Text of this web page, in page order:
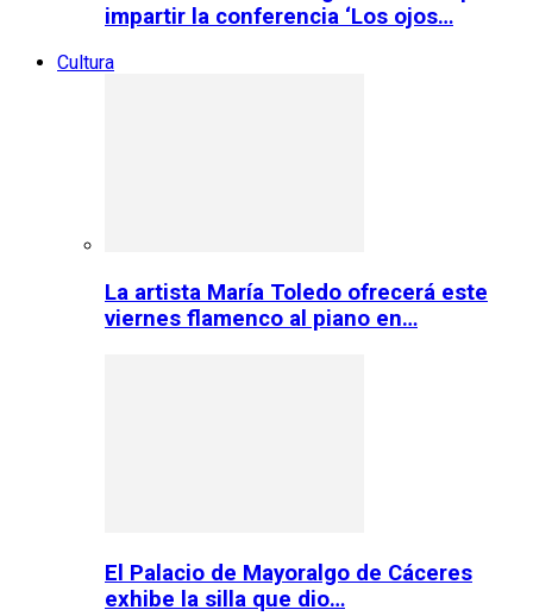
impartir la conferencia ‘Los ojos…
Cultura
La artista María Toledo ofrecerá este
viernes flamenco al piano en…
El Palacio de Mayoralgo de Cáceres
exhibe la silla que dio…